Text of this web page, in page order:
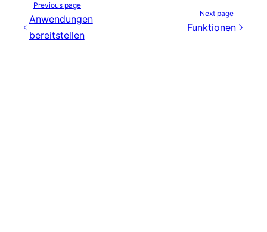
Previous page
Anwendungen
bereitstellen
Next page
Funktionen